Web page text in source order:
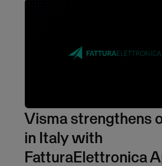
Visma strengthens
in Italy with
FatturaElettronica